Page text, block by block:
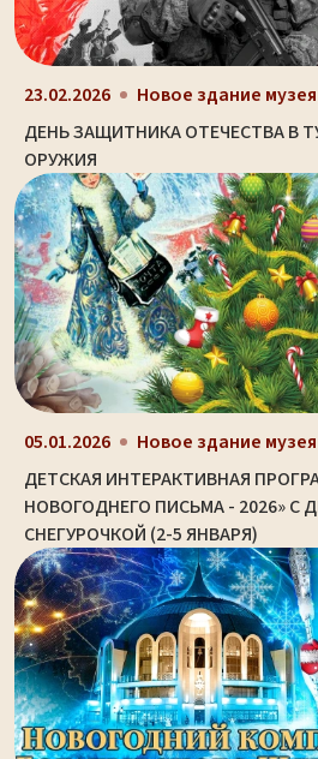
23.02.2026
ДЕНЬ ЗАЩИТНИКА ОТЕЧЕСТВА В
ОРУЖИЯ
05.01.2026
ДЕТСКАЯ ИНТЕРАКТИВНАЯ
НОВОГОДНЕГО ПИСЬМА - 2026» С
СНЕГУРОЧКОЙ (2-5 ЯНВАРЯ)